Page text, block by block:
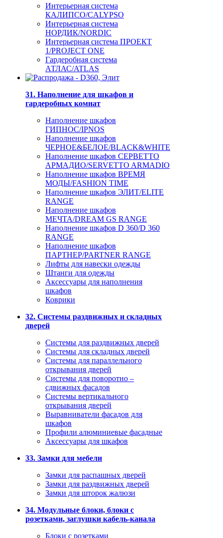
Интерьерная система
КАЛИПСО/CALYPSO
Интерьерная система
НОРДИК/NORDIC
Интерьерная система ПРОЕКТ
1/PROJECT ONE
Гардеробная система
АТЛАС/ATLAS
31. Наполнение для шкафов и
гардеробных комнат
Наполнение шкафов
ГИПНОС/IPNOS
Наполнение шкафов
ЧЕРНОЕ&БЕЛОЕ/BLACK&WHITE
Наполнение шкафов СЕРВЕТТО
АРМАДИО/SERVETTO ARMADIO
Наполнение шкафов ВРЕМЯ
МОДЫ/FASHION TIME
Наполнение шкафов ЭЛИТ/ELITE
RANGE
Наполнение шкафов
МЕЧТА/DREAM GS RANGE
Наполнение шкафов D 360/D 360
RANGE
Наполнение шкафов
ПАРТНЕР/PARTNER RANGE
Лифты для навески одежды
Штанги для одежды
Аксессуары для наполнения
шкафов
Коврики
32. Системы раздвижных и складных
дверей
Системы для раздвижных дверей
Системы для складных дверей
Системы для параллельного
открывания дверей
Системы для поворотно –
сдвижных фасадов
Системы вертикального
открывания дверей
Выравниватели фасадов для
шкафов
Профили алюминиевые фасадные
Аксессуары для шкафов
33. Замки для мебели
Замки для распашных дверей
Замки для раздвижных дверей
Замки для шторок жалюзи
34. Модульные блоки, блоки с
розетками, заглушки кабель-канала
Блоки с розетками